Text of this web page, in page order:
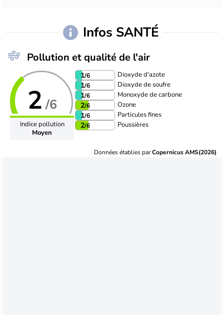
Infos SANTÉ
Pollution et qualité de l'air
2 /6
Indice pollution
Moyen
1/6 Dioxyde d'azote
1/6 Dioxyde de soufre
1/6 Monoxyde de carbone
2/6 Ozone
1/6 Particules fines
2/6 Poussières
Données établies parCopernicus AMS(2026)